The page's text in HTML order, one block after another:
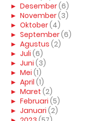
► Desember(6)
► November(3)
► Oktober(4)
► September(6)
► Agustus (2)
► Juli (6)
► Juni (3)
► Mei (1)
► April (1)
► Maret (2)
► Februari (5)
► Januari (2)